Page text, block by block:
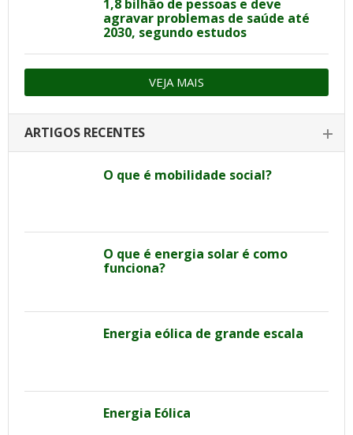
1,8 bilhão de pessoas e deve
agravar problemas de saúde até
2030, segundo estudos
VEJA MAIS
ARTIGOS RECENTES
O que é mobilidade social?
O que é energia solar é como
funciona?
Energia eólica de grande escala
Energia Eólica